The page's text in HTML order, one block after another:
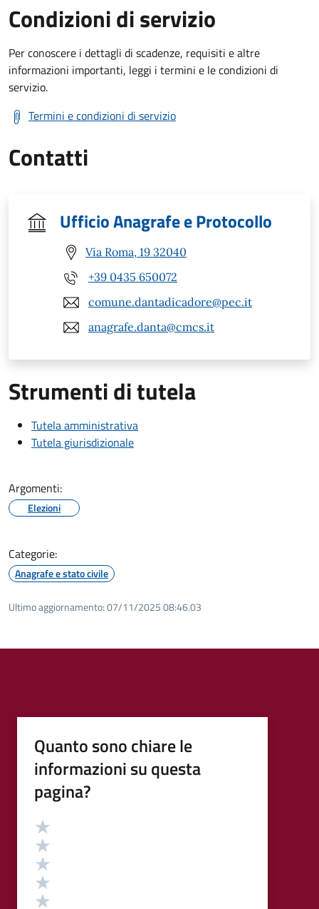
Condizioni di servizio
Per conoscere i dettagli di scadenze, requisiti e altre
informazioni importanti, leggi i termini e le condizioni di
servizio.
Termini e condizioni di servizio
Contatti
Ufficio Anagrafe e Protocollo
Via Roma, 19 32040
+39 0435 650072
comune.dantadicadore@pec.it
anagrafe.danta@cmcs.it
Strumenti di tutela
Tutela amministrativa
Tutela giurisdizionale
Argomenti:
Elezioni
Categorie:
Anagrafe e stato civile
Ultimo aggiornamento:07/11/2025 08:46.03
Quanto sono chiare le
informazioni su questa
pagina?
Valutazione